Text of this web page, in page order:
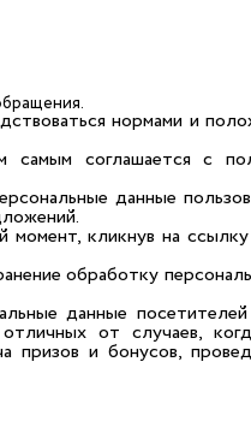
нормами и
соглашается с
данные
момент, кликнув на
обработку
данные
от случаев,
призов и бонусов,